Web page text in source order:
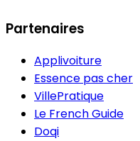
Partenaires
Applivoiture
Essence pas cher
VillePratique
Le French Guide
Doqi